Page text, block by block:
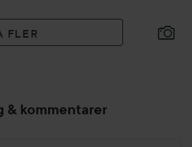
FLER
& kommentarer